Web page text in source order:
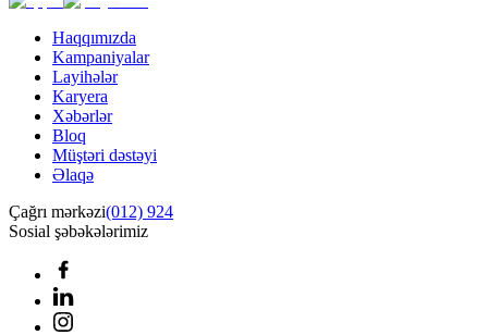
Haqqımızda
Kampaniyalar
Layihələr
Karyera
Xəbərlər
Bloq
Müştəri dəstəyi
Əlaqə
Çağrı mərkəzi(012) 924
Sosial şəbəkələrimiz